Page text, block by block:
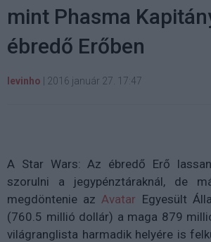
mint Phasma
ébredő Erőben
levinho 2016 január 27. 17:47
A Star Wars: Az ébredő Erő
szorulni a jegypénztáraknál, de
megdöntenie azAvatar Egyesült
(760.5 millió dollár) a maga 879
világranglista harmadik helyére is